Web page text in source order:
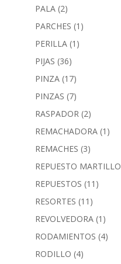
PALA (2)
PARCHES (1)
PERILLA (1)
PIJAS (36)
PINZA (17)
PINZAS (7)
RASPADOR (2)
REMACHADORA (1)
REMACHES (3)
REPUESTO MARTILLO
REPUESTOS (11)
RESORTES (11)
REVOLVEDORA (1)
RODAMIENTOS (4)
RODILLO (4)